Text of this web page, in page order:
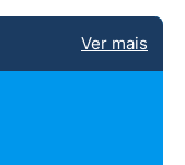
Ver mais